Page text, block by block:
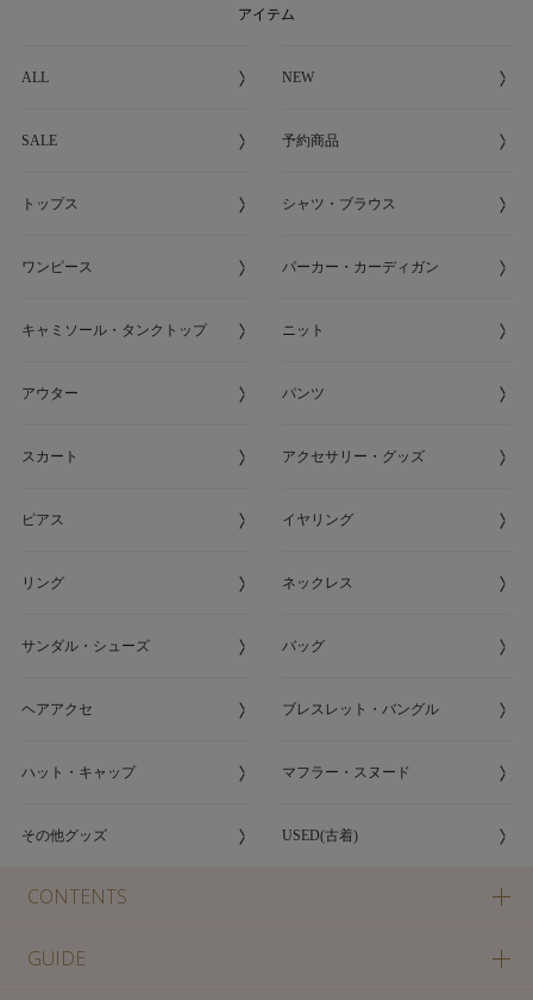
アイテム
ALL NEW
SALE 予約商品
トップス シャツ・ブラウス
ワンピース パーカー・カーディガン
キャミソール・タンクトップ ニット
アウター パンツ
スカート アクセサリー・グッズ
ピアス イヤリング
リング ネックレス
サンダル・シューズ バッグ
ヘアアクセ ブレスレット・バングル
ハット・キャップ マフラー・スヌード
その他グッズ USED(古着)
CONTENTS
GUIDE